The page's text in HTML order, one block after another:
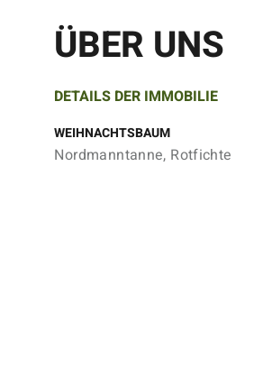
ÜBER UNS
DETAILS DER IMMOBILIE
WEIHNACHTSBAUM
Nordmanntanne, Rotfichte